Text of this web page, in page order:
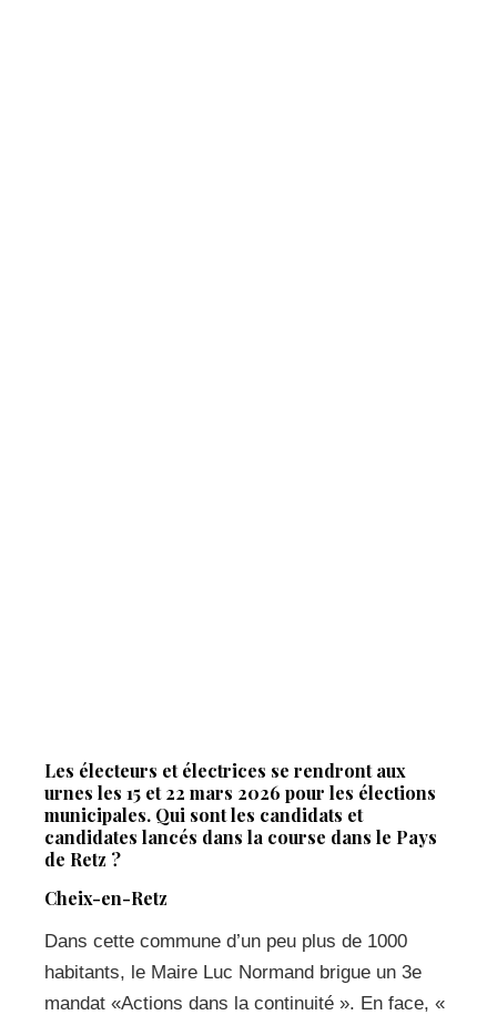
Les électeurs et électrices se rendront aux
urnes les 15 et 22 mars 2026 pour les élections
municipales. Qui sont les candidats et
candidates lancés dans la course dans le Pays
de Retz ?
Cheix-en-Retz
Dans cette commune d’un peu plus de 1000
habitants, le Maire Luc Normand brigue un 3e
mandat «Actions dans la continuité ». En face, «